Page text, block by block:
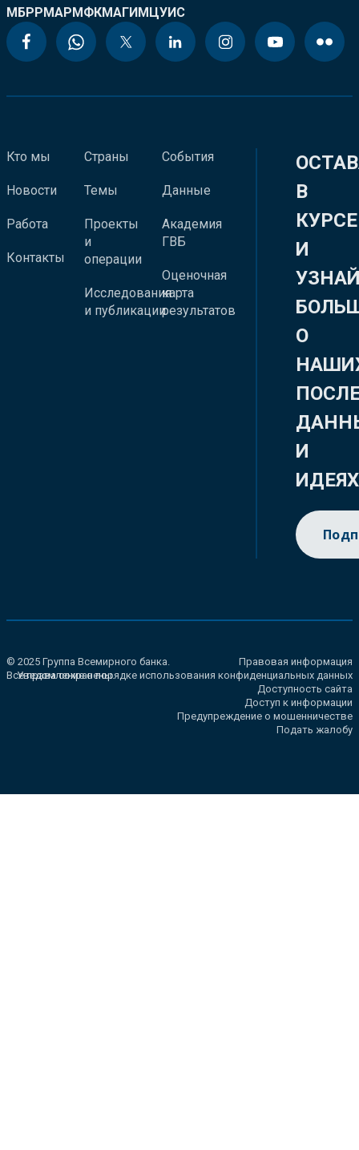
МБРРМАРМФКМАГИМЦУИС
Кто мы
Новости
Работа
Контакты
Страны
Темы
Проекты
и
операции
Исследования
и публикации
События
Данные
Академия
ГВБ
Оценочная
карта
результатов
В
КУРСЕ
И
О
И
ИДЕЯХ
© 2025 Группа Всемирного банка.
Все права сохранены.
Правовая информация
Уведомление о порядке использования конфиденциальных данных
Доступность сайта
Доступ к информации
Предупреждение о мошенничестве
Подать жалобу